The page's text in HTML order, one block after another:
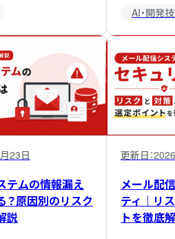
AI・開発
23日
テムの情報漏え
？原因別のリスク
説
更新日：
メール配
ティ｜リ
トを徹底